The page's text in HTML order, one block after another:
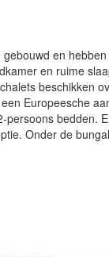
en
en ruime
beschikken
Europeesche
persoons bedden.
Onder de